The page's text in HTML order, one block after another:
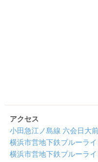
アクセス
小田急江ノ島線 六会日大
横浜市営地下鉄ブルーラ
横浜市営地下鉄ブルーラ